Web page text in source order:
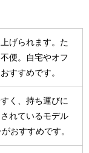
げられます。た
便。自宅やオフ
すすめです。
く、持ち運びに
れているモデル
おすすめです。